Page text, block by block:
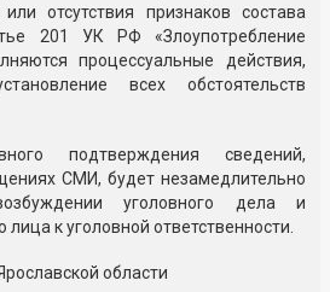
отсутствия признаков состава
201 УК РФ «Злоупотребление
процессуальные действия,
всех обстоятельств
подтверждения сведений,
СМИ, будет незамедлительно
уголовного дела и
к уголовной ответственности.
области